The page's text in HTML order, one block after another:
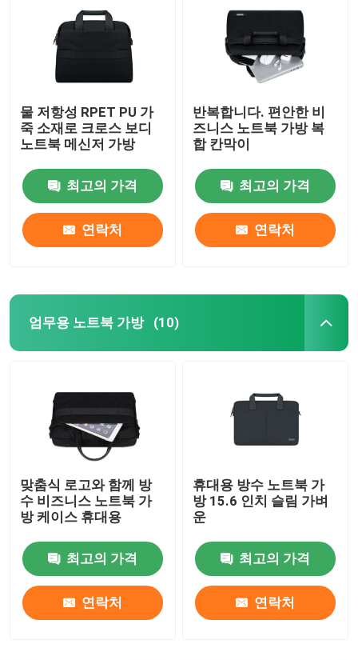
물 저항성 RPET PU 가
죽 소재로 크로스 보디
노트북 메신저 가방
최고의 가격
연락처
반복합니다. 편안한 비
즈니스 노트북 가방 복
합 칸막이
최고의 가격
연락처
엄무용 노트북 가방 (10)
맞춤식 로고와 함께 방
수 비즈니스 노트북 가
방 케이스 휴대용
최고의 가격
연락처
휴대용 방수 노트북 가
방 15.6 인치 슬림 가벼
운
최고의 가격
연락처